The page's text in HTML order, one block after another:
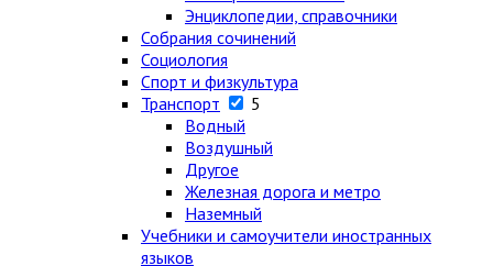
Энциклопедии, справочники
Собрания сочинений
Социология
Спорт и физкультура
Транспорт
5
Водный
Воздушный
Другое
Железная дорога и метро
Наземный
Учебники и самоучители иностранных
языков